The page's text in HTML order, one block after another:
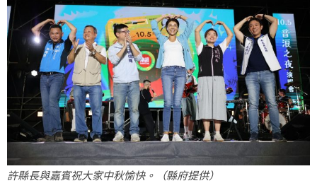
許縣長與嘉賓祝大家中秋愉快。（縣府提供）